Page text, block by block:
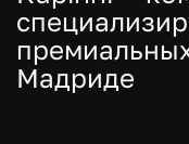
Мадриде